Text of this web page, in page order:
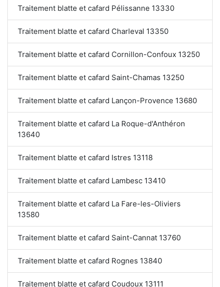
Traitement blatte et cafard Pélissanne 13330
Traitement blatte et cafard Charleval 13350
Traitement blatte et cafard Cornillon-Confoux 13250
Traitement blatte et cafard Saint-Chamas 13250
Traitement blatte et cafard Lançon-Provence 13680
Traitement blatte et cafard La Roque-d'Anthéron
13640
Traitement blatte et cafard Istres 13118
Traitement blatte et cafard Lambesc 13410
Traitement blatte et cafard La Fare-les-Oliviers
13580
Traitement blatte et cafard Saint-Cannat 13760
Traitement blatte et cafard Rognes 13840
Traitement blatte et cafard Coudoux 13111